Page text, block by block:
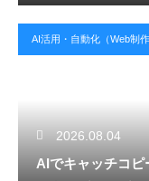
AI活用・自動化（Web制作
2026.08.04
AIでキャッチコ